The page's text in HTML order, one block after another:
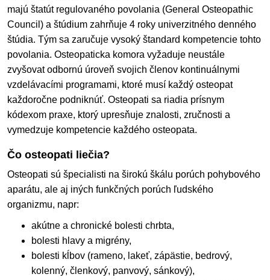
majú štatút regulovaného povolania (General Osteopathic
Council) a štúdium zahrňuje 4 roky univerzitného denného
štúdia. Tým sa zaručuje vysoký štandard kompetencie tohto
povolania. Osteopaticka komora vyžaduje neustále
zvyšovat odbornú úroveň svojich členov kontinuálnymi
vzdelávacími programami, ktoré musí každý osteopat
každoročne podniknúť. Osteopati sa riadia prísnym
kódexom praxe, ktorý upresňuje znalosti, zručnosti a
vymedzuje kompetencie každého osteopata.
Čo osteopati liečia?
Osteopati sú špecialisti na širokú škálu porúch pohybového
aparátu, ale aj iných funkčných porúch ľudského
organizmu, napr:
akútne a chronické bolesti chrbta,
bolesti hlavy a migrény,
bolesti kĺbov (rameno, lakeť, zápästie, bedrový,
kolenný, členkový, panvový, sánkový),